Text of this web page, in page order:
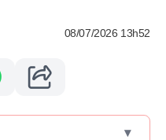
08/07/2026 13h52
▾